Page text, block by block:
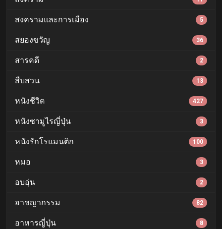
สงครามและการเมือง 5
สยองขวัญ 36
สารคดี 2
สืบสวน 13
หนังชีวิต 427
หนังซามูไรญี่ปุ่น 3
หนังรักโรแมนติก 100
หมอ 3
อบอุ่น 2
อาชญากรรม 82
อาหารญี่ปุ่น 8